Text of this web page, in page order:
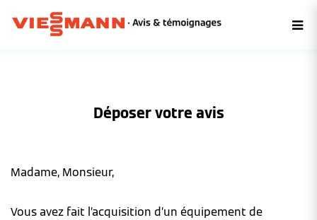
Déposer votre avis
Madame, Monsieur,
Vous avez fait l’acquisition d’un équipement de